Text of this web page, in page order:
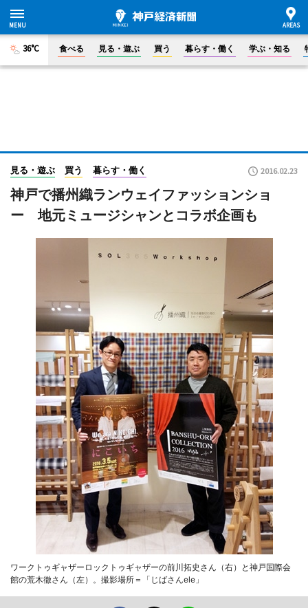
36°C 食べる 見る・遊ぶ 買う 暮らす・働く 学ぶ・知る
見る・遊ぶ 買う 暮らす・働く 2016.02.23
神戸で播州織ランウェイファッションショ
ー 地元ミュージシャンとコラボ企画も
ワークトゥギャザーロックトゥギャザーの前川拓史さん（右）と神戸国際会
館の荒木徹さん（左）。撮影場所＝「じばさんele」